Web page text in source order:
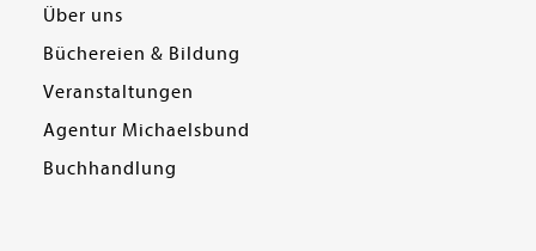
Über uns
Büchereien & Bildung
Veranstaltungen
Agentur Michaelsbund
Buchhandlung